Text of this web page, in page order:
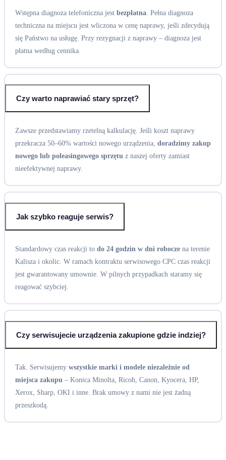
Wstępna diagnoza telefoniczna jest bezpłatna . Pełna diagnoza
techniczna na miejscu jest wliczona w cenę naprawy, jeśli zdecydują
się Państwo na usługę. Przy rezygnacji z naprawy – diagnoza jest
płatna według cennika.
Czy warto naprawiać stary sprzęt?
Zawsze przedstawiamy rzetelną kalkulację. Jeśli koszt naprawy
przekracza 50–60% wartości nowego urządzenia, doradzimy zakup
nowego lub poleasingowego sprzętu z naszej oferty zamiast
nieefektywnej naprawy.
Jak szybko reaguje serwis?
Standardowy czas reakcji to do 24 godzin w dni robocze na terenie
Kalisza i okolic. W ramach kontraktu serwisowego CPC czas reakcji
jest gwarantowany umownie. W pilnych przypadkach staramy się
reagować szybciej.
Czy serwisujecie urządzenia zakupione gdzie indziej?
Tak. Serwisujemy wszystkie marki i modele niezależnie od
miejsca zakupu – Konica Minolta, Ricoh, Canon, Kyocera, HP,
Xerox, Sharp, OKI i inne. Brak umowy z nami nie jest żadną
przeszkodą.